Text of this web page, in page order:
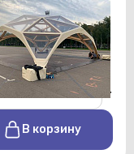
шатер
64 кв.м
р./сутки
+
В корзину